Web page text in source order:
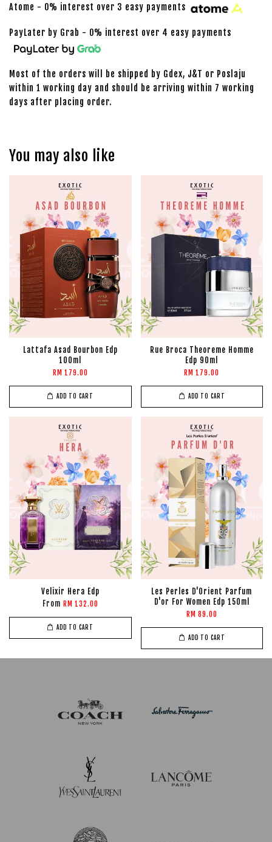
Atome - 0% interest over 3 easy payments
PayLater by Grab - 0% interest over 4 easy payments
Most of the orders will be shipped by Gdex, J&T or Poslaju
within 1 working day and should be arriving within 7 working
days after placing order.
You may also like
Lattafa Asad Bourbon Edp
100ml
RM 179.00
ADD TO CART
Rue Broca Theoreme Homme
Edp 90ml
RM 179.00
ADD TO CART
Velixir Hera Edp
From RM 132.00
ADD TO CART
Les Perles D'Orient Parfum
D'or For Women Edp 150ml
RM 89.00
ADD TO CART